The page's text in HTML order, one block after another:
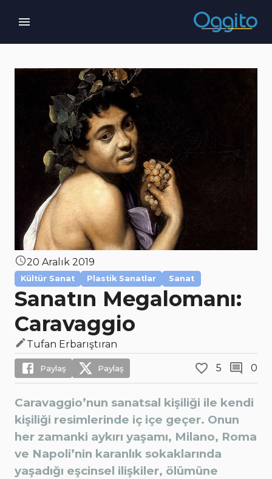
20 Aralık 2019
Kültür Sanat Plastik Sanatlar Sanat
Sanatın Megalomanı:
Caravaggio
Tufan Erbarıştıran
Paylaş Paylaş 5 0
Caravaggio’nun sanatsal kişiliği ile kendi
kişiliği resimlerinde iç içe geçer. Onun
her zamanki aykırı yaşamı, Milano, Roma
ve Napoli’nin karanlık sokaklarında
yaşadığı eşcinsel ilişkiler, ölümüne